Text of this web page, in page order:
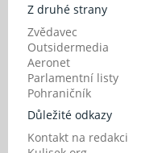
Z druhé strany
Zvědavec
Outsidermedia
Aeronet
Parlamentní listy
Pohraničník
Důležité odkazy
Kontakt na redakci